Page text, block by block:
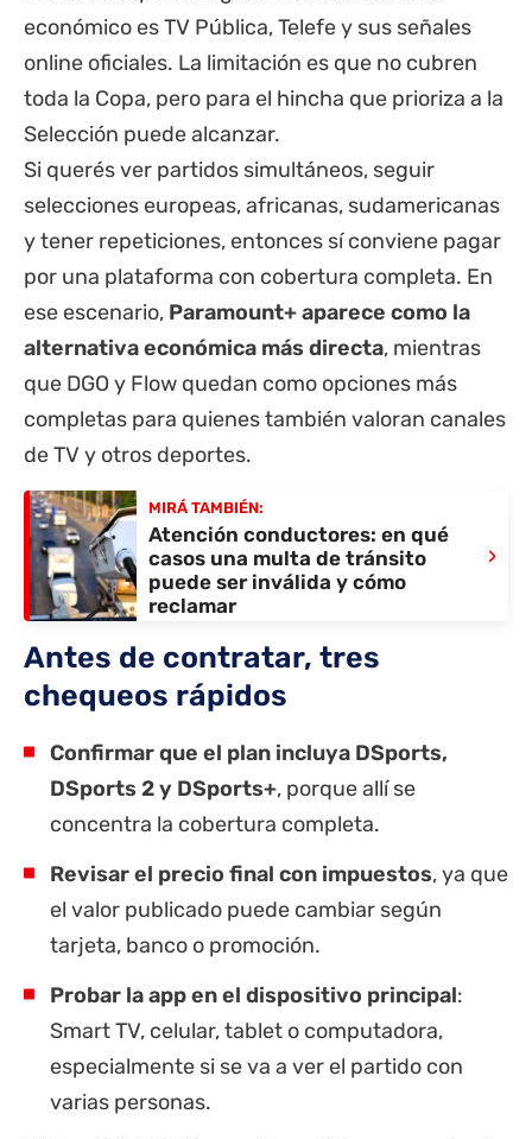
económico es TV Pública, Telefe y sus señales
online oficiales. La limitación es que no cubren
toda la Copa, pero para el hincha que prioriza a la
Selección puede alcanzar.
Si querés ver partidos simultáneos, seguir
selecciones europeas, africanas, sudamericanas
y tener repeticiones, entonces sí conviene pagar
por una plataforma con cobertura completa. En
ese escenario, Paramount+ aparece como la
alternativa económica más directa, mientras
que DGO y Flow quedan como opciones más
completas para quienes también valoran canales
de TV y otros deportes.
MIRÁ TAMBIÉN:
Atención conductores: en qué
casos una multa de tránsito
puede ser inválida y cómo
reclamar
›
Antes de contratar, tres
chequeos rápidos
Confirmar que el plan incluya DSports,
DSports 2 y DSports+, porque allí se
concentra la cobertura completa.
Revisar el precio final con impuestos, ya que
el valor publicado puede cambiar según
tarjeta, banco o promoción.
Probar la app en el dispositivo principal:
Smart TV, celular, tablet o computadora,
especialmente si se va a ver el partido con
varias personas.